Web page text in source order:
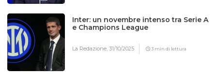
Inter: un novembre intenso tra Serie A
e Champions League
La Redazione,31/10/2025 3 min di lettura